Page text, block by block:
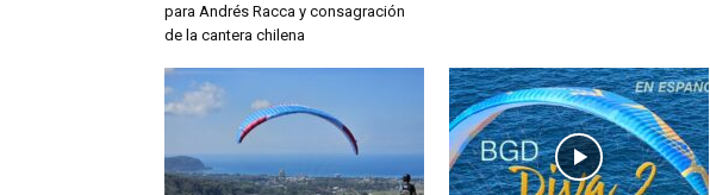
para Andrés Racca y consagración
de la cantera chilena